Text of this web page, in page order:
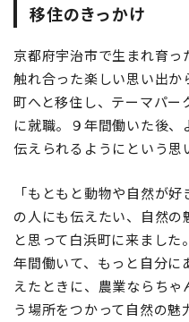
移住のきっかけ
京都府宇治市で生まれ育
触れ合った楽しい思い出
町へと移住し、テーマパー
に就職。９年間働いた後
伝えられるようにという思
「もともと動物や自然が
の人にも伝えたい、自然
と思って白浜町に来まし
年間働いて、もっと自分に
えたときに、農業ならち
う場所をつかって自然の